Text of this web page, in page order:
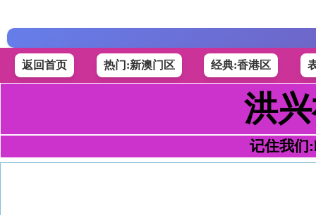
返回首页 热门:新澳门区 经典:香港区
洪
记住我们